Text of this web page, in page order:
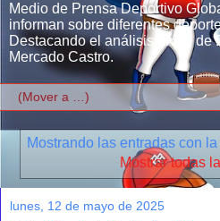
Medio de Prensa Deportivo
informan sobre diferentes
Destacando el análisis único de
Mercado Castro.
Mostrando las entradas con
Mostrar todas
lunes, 12 de mayo de 2025